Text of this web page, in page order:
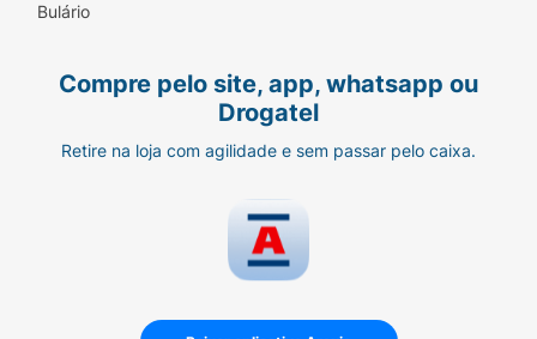
Bulário
Compre pelo site, app, whatsapp ou
Drogatel
Retire na loja com agilidade e sem passar pelo caixa.